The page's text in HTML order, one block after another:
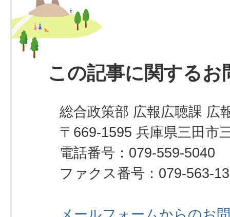
この記事に関するお
総合政策部 広報広聴課 広
〒669-1595 兵庫県三田市
電話番号：079-559-5040
ファクス番号：079-563-